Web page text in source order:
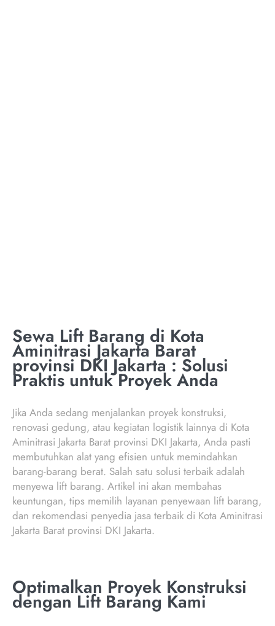
Sewa Lift Barang di Kota
Aminitrasi Jakarta Barat
provinsi DKI Jakarta : Solusi
Praktis untuk Proyek Anda
Jika Anda sedang menjalankan proyek konstruksi,
renovasi gedung, atau kegiatan logistik lainnya di Kota
Aminitrasi Jakarta Barat provinsi DKI Jakarta, Anda pasti
membutuhkan alat yang efisien untuk memindahkan
barang-barang berat. Salah satu solusi terbaik adalah
menyewa lift barang. Artikel ini akan membahas
keuntungan, tips memilih layanan penyewaan lift barang,
dan rekomendasi penyedia jasa terbaik di Kota Aminitrasi
Jakarta Barat provinsi DKI Jakarta.
Optimalkan Proyek Konstruksi
dengan Lift Barang Kami